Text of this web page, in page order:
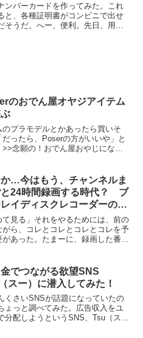
ンバーカードを作ってみた。これ
と、各種証明書がコンビニで出せ
そうだ。へー、便利。先日、用事
のおでん屋オヤジアイテム
プラモデルとかあったら買いそ
ったら、Poserの方がいいや」と
念願の！おでん屋おやじになっ
…今はもう、チャンネルま
と24時間録画する時代？ ブ
イディスクレコーダーの恐
録画能力
て見る」それをやるためには、前の
ら、コレとコレとコレとコレを予
あった。たまーに、録画した番組
でつながる欲望SNS
スー）に潜入してみた！
くさいSNSが話題になっていたの
ょっと調べてみた。広告収入をユ
分配しようというSNS、Tsu（ス